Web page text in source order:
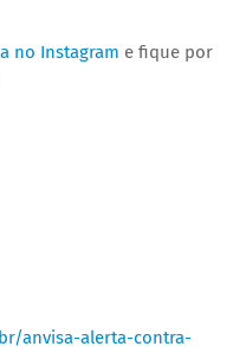
no Instagram e fique por
anvisa-alerta-contra-